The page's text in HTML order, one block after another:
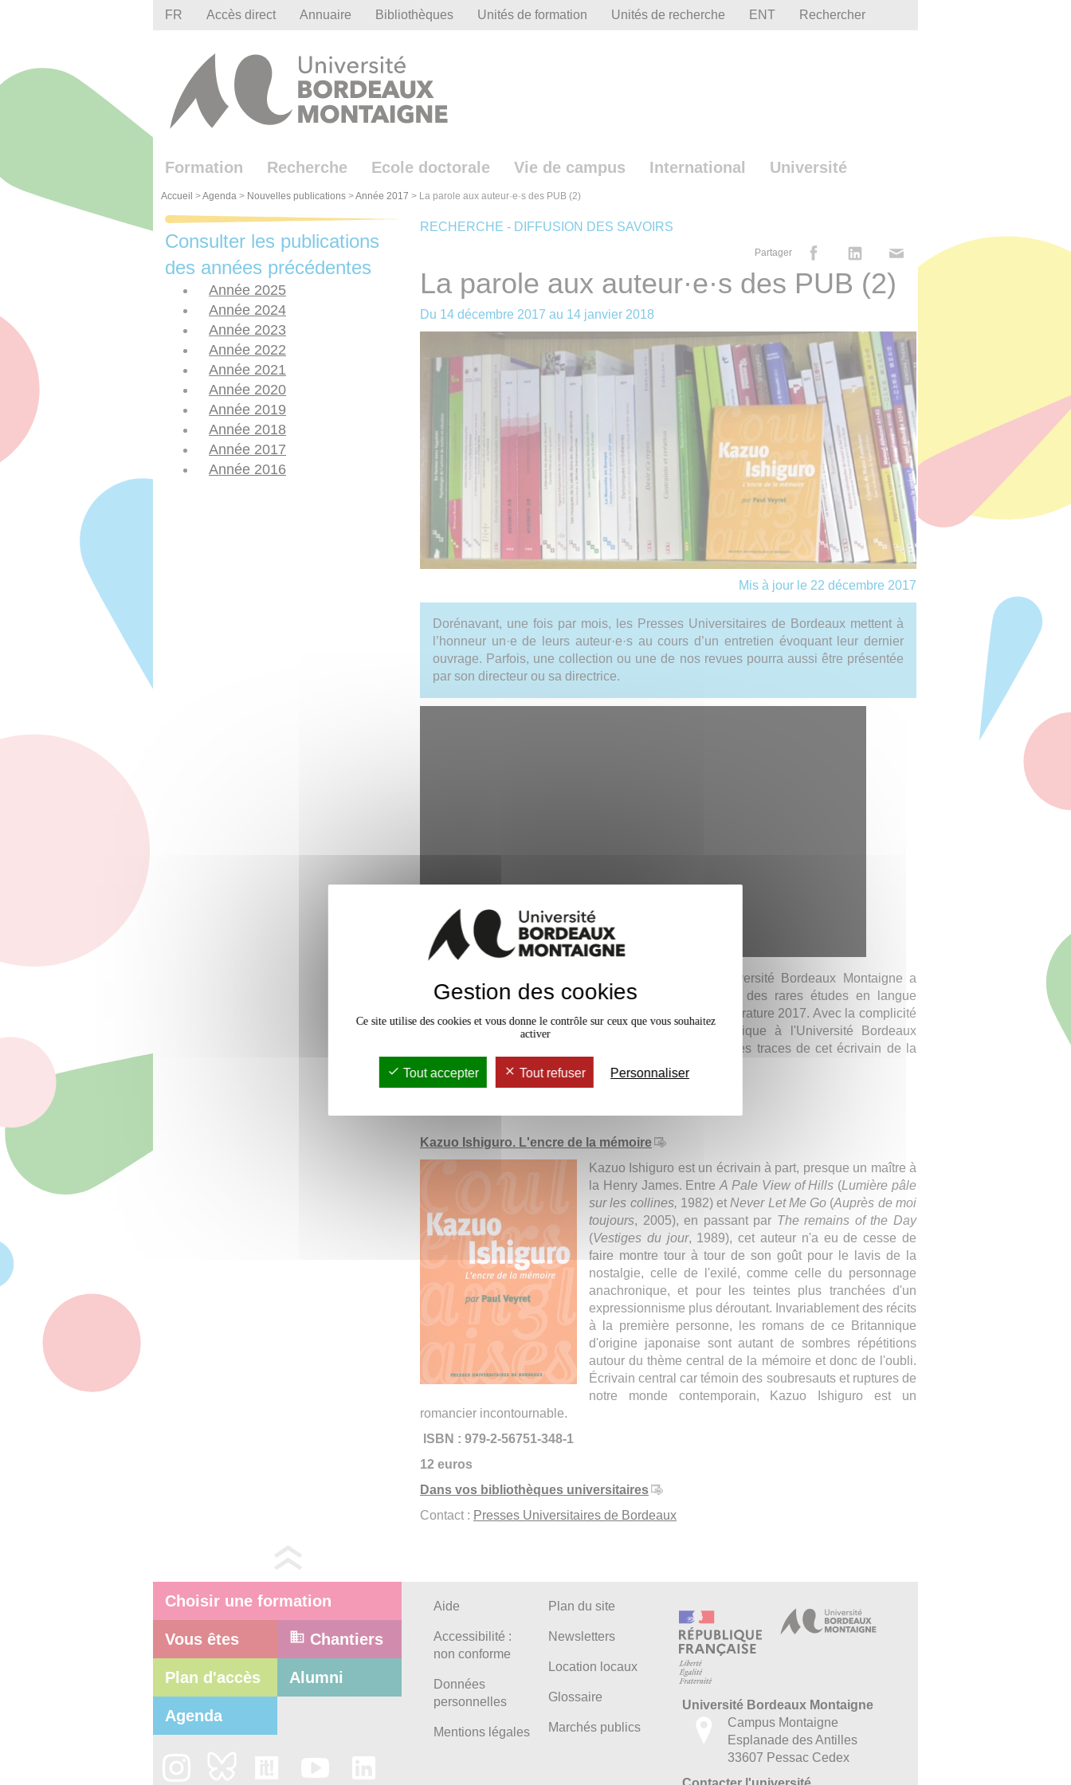
FR Accès direct Annuaire Bibliothèques Unités de formation Unités de recherche ENT Rechercher
Formation Recherche Ecole doctorale Vie de campus International Université
Accueil >Agenda > Nouvelles publications >Année 2017 > La parole aux auteur·e·s des PUB (2)
RECHERCHE - DIFFUSION DES SAVOIRS
Partager
La parole aux auteur·e·s des PUB (2)
Du 14 décembre 2017 au 14 janvier 2018
Mis à jour le 22 décembre 2017
Dorénavant, une fois par mois, les Presses Universitaires de Bordeaux mettent à
l’honneur un·e de leurs auteur·e·s au cours d’un entretien évoquant leur dernier
ouvrage. Parfois, une collection ou une de nos revues pourra aussi être présentée
par son directeur ou sa directrice.
En 2005, Paul Veyret, maître de conférences à l'Université Bordeaux Montaigne a
publié aux Presses Universitaires de Bordeaux l’une des rares études en langue
française consacrée à Kazuo Ishiguro, prix Nobel de littérature 2017. Avec la complicité
de Nathalie Jaëck, professeure en littérature britannique à l'Université Bordeaux
Montaigne, Paul Veyret revient dans cet entretien sur les traces de cet écrivain de la
mémoire.
Regardez l'entretien sur la chaîne YouTube des PUB
Kazuo Ishiguro. L'encre de la mémoire
Kazuo Ishiguro est un écrivain à part, presque un maître à
la Henry James. EntreA Pale View of Hills (Lumière pâle
sur les collines, 1982) et Never Let Me Go (Auprès de moi
toujours, 2005), en passant par The remains of the Day
(Vestiges du jour, 1989), cet auteur n'a eu de cesse de
faire montre tour à tour de son goût pour le lavis de la
nostalgie, celle de l'exilé, comme celle du personnage
anachronique, et pour les teintes plus tranchées d'un
expressionnisme plus déroutant. Invariablement des récits
à la première personne, les romans de ce Britannique
d'origine japonaise sont autant de sombres répétitions
autour du thème central de la mémoire et donc de l'oubli.
Écrivain central car témoin des soubresauts et ruptures de
notre monde contemporain, Kazuo Ishiguro est un
romancier incontournable.
ISBN : 979-2-56751-348-1
12 euros
Dans vos bibliothèques universitaires
Contact : Presses Universitaires de Bordeaux
Consulter les publications
des années précédentes
Année 2025
Année 2024
Année 2023
Année 2022
Année 2021
Année 2020
Année 2019
Année 2018
Année 2017
Année 2016
Choisir une formation
Vous êtes Chantiers
Plan d'accès Alumni
Agenda
Aide
Accessibilité :
non conforme
Données
personnelles
Mentions légales
Plan du site
Newsletters
Location locaux
Glossaire
Marchés publics
Université Bordeaux Montaigne
Campus Montaigne
Esplanade des Antilles
33607 Pessac Cedex
Gestion des cookies
Ce site utilise des cookies et vous donne le contrôle sur ceux que vous souhaitez
activer
Tout accepter Tout refuser Personnaliser